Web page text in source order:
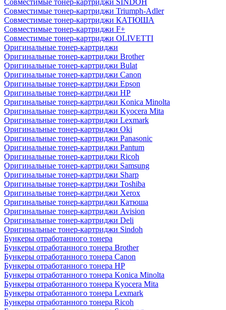
Совместимые тонер-картриджи SINDOH
Совместимые тонер-картриджи Triumph-Adler
Совместимые тонер-картриджи КАТЮША
Совместимые тонер-картриджи F+
Совместимые тонер-картриджи OLIVETTI
Оригинальные тонер-картриджи
Оригинальные тонер-картриджи Brother
Оригинальные тонер-картриджи Bulat
Оригинальные тонер-картриджи Canon
Оригинальные тонер-картриджи Epson
Оригинальные тонер-картриджи HP
Оригинальные тонер-картриджи Konica Minolta
Оригинальные тонер-картриджи Kyocera Mita
Оригинальные тонер-картриджи Lexmark
Оригинальные тонер-картриджи Oki
Оригинальные тонер-картриджи Panasonic
Оригинальные тонер-картриджи Pantum
Оригинальные тонер-картриджи Ricoh
Оригинальные тонер-картриджи Samsung
Оригинальные тонер-картриджи Sharp
Оригинальные тонер-картриджи Toshiba
Оригинальные тонер-картриджи Xerox
Оригинальные тонер-картриджи Катюша
Оригинальные тонер-картриджи Avision
Оригинальные тонер-картриджи Deli
Оригинальные тонер-картриджи Sindoh
Бункеры отработанного тонера
Бункеры отработанного тонера Brother
Бункеры отработанного тонера Canon
Бункеры отработанного тонера HP
Бункеры отработанного тонера Konica Minolta
Бункеры отработанного тонера Kyocera Mita
Бункеры отработанного тонера Lexmark
Бункеры отработанного тонера Ricoh